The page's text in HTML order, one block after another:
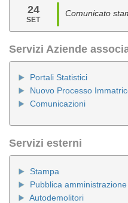
24
SET
Comunicato
Servizi Aziende
Portali Statistici
Nuovo Processo
Comunicazioni
Servizi esterni
Stampa
Pubblica amministrazione
Autodemolitori